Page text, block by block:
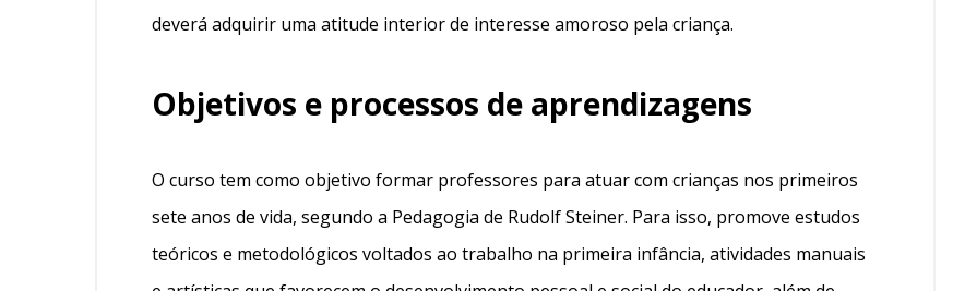
deverá adquirir uma atitude interior de interesse amoroso pela criança.
Objetivos e processos de aprendizagens
O curso tem como objetivo formar professores para atuar com crianças nos primeiros
sete anos de vida, segundo a Pedagogia de Rudolf Steiner. Para isso, promove estudos
teóricos e metodológicos voltados ao trabalho na primeira infância, atividades manuais